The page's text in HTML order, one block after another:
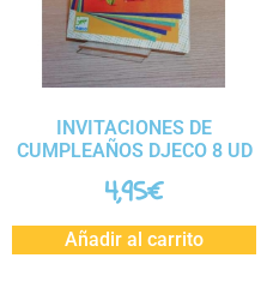
INVITACIONES DE
CUMPLEAÑOS DJECO 8 UD
4,95€
Añadir al carrito